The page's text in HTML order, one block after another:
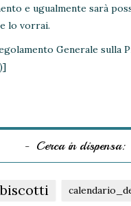
e ugualmente sarà
lo vorrai.
Generale sulla
Cerca in dispensa:
biscotti